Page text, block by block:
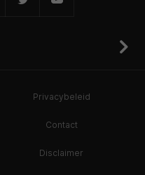
Privacybeleid
Contact
Disclaimer